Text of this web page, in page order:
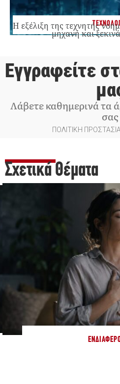
Η εξέλιξη της τεχνητής
μηχανή και
Εγγραφείτε
Λάβετε καθημερινά τα
σας
ΠΟΛΙΤΙΚΗ
Σχετικά Θέματα